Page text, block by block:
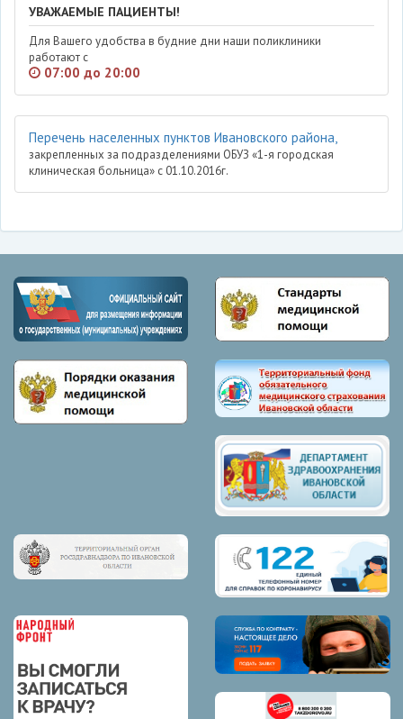
УВАЖАЕМЫЕ ПАЦИЕНТЫ!
Для Вашего удобства в будние дни наши поликлиники
работают с
07:00 до 20:00
Перечень населенных пунктов Ивановского района,
закрепленных за подразделениями ОБУЗ «1-я городская
клиническая больница» с 01.10.2016г.